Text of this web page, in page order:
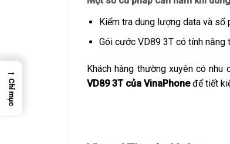
Kiểm tra dung lượng data và số
Gói cước VD89 3T có tính
Khách hàng thường xuyên có
VD89 3T của VinaPhoneđể tiết
→
Chỉ mục